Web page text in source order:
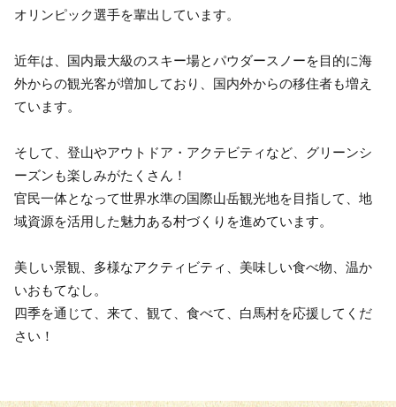
オリンピック選手を輩出しています。
近年は、国内最大級のスキー場とパウダースノーを目的に海
外からの観光客が増加しており、国内外からの移住者も増え
ています。
そして、登山やアウトドア・アクテビティなど、グリーンシ
ーズンも楽しみがたくさん！
官民一体となって世界水準の国際山岳観光地を目指して、地
域資源を活用した魅力ある村づくりを進めています。
美しい景観、多様なアクティビティ、美味しい食べ物、温か
いおもてなし。
四季を通じて、来て、観て、食べて、白馬村を応援してくだ
さい！